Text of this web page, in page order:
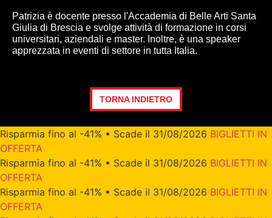
Patrizia è docente presso l'Accademia di Belle Arti Santa
Giulia di Brescia e svolge attività di formazione in corsi
universitari, aziendali e master. Inoltre, è una speaker
apprezzata in eventi di settore in tutta Italia.
TORNA INDIETRO
Risparmia fino al -41% • Scade il 31/08/2026 BIGLIETTI IN
OFFERTA
Risparmia fino al -41% • Scade il 31/08/2026 BIGLIETTI IN
OFFERTA
Risparmia fino al -41% • Scade il 31/08/2026 BIGLIETTI IN
OFFERTA